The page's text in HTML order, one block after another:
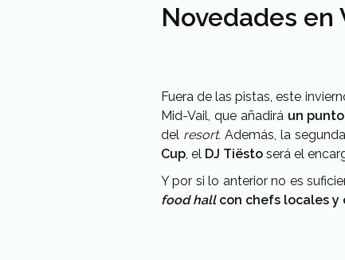
Novedades en
Fuera de las pistas, este
Mid-Vail, que añadirá un
del resort. Además, la
Cup , el DJ Tiësto será el
Y por si lo anterior no es
food hallcon chefs locales y